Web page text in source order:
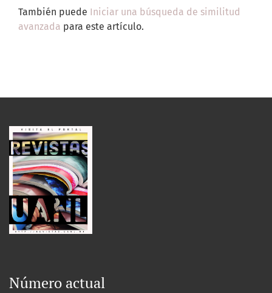
También puede Iniciar una búsqueda de similitud
avanzada para este artículo.
Número actual